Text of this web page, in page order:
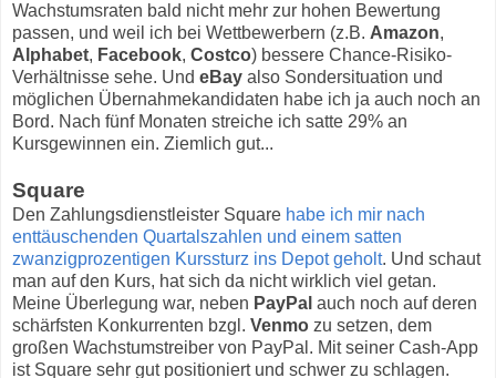
Wachstumsraten bald nicht mehr zur hohen Bewertung
passen, und weil ich bei Wettbewerbern (z.B. Amazon,
Alphabet, Facebook, Costco) bessere Chance-Risiko-
Verhältnisse sehe. Und eBay also Sondersituation und
möglichen Übernahmekandidaten habe ich ja auch noch an
Bord. Nach fünf Monaten streiche ich satte 29% an
Kursgewinnen ein. Ziemlich gut...
Square
Den Zahlungsdienstleister Square habe ich mir nach
enttäuschenden Quartalszahlen und einem satten
zwanzigprozentigen Kurssturz ins Depot geholt. Und schaut
man auf den Kurs, hat sich da nicht wirklich viel getan.
Meine Überlegung war, neben PayPal auch noch auf deren
schärfsten Konkurrenten bzgl. Venmo zu setzen, dem
großen Wachstumstreiber von PayPal. Mit seiner Cash-App
ist Square sehr gut positioniert und schwer zu schlagen.